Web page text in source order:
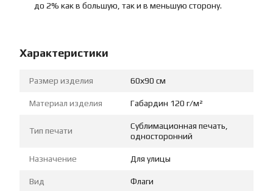
до 2% как в большую, так и в меньшую сторону.
Характеристики
Размер изделия 60х90 см
Материал изделия Габардин 120 г/м²
Тип печати
Сублимационная печать,
односторонний
Назначение Для улицы
Вид Флаги